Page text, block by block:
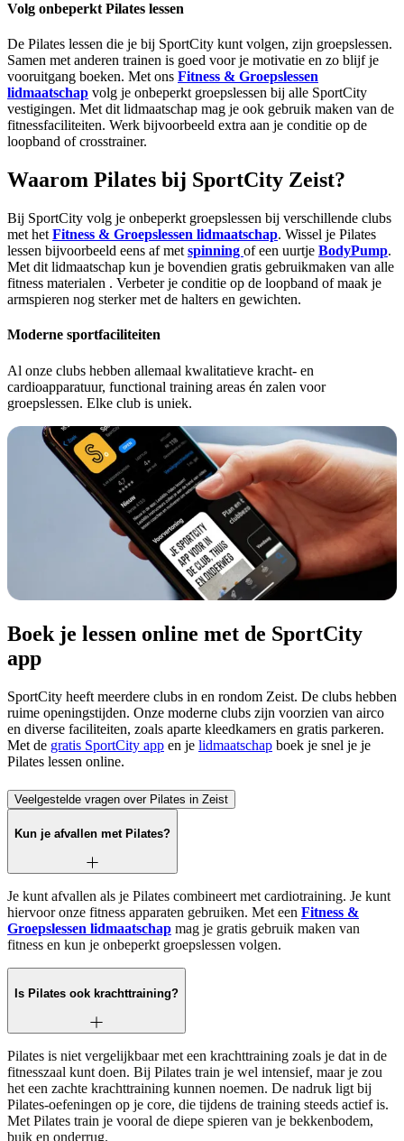
Volg onbeperkt Pilates lessen
De Pilates lessen die je bij SportCity kunt volgen, zijn groepslessen.
Samen met anderen trainen is goed voor je motivatie en zo blijf je
vooruitgang boeken. Met ons Fitness & Groepslessen
lidmaatschap volg je onbeperkt groepslessen bij alle SportCity
vestigingen. Met dit lidmaatschap mag je ook gebruik maken van de
fitnessfaciliteiten. Werk bijvoorbeeld extra aan je conditie op de
loopband of crosstrainer.
Waarom Pilates bij SportCity Zeist?
Bij SportCity volg je onbeperkt groepslessen bij verschillende clubs
met het Fitness & Groepslessen lidmaatschap. Wissel je Pilates
lessen bijvoorbeeld eens af met spinning of een uurtje BodyPump.
Met dit lidmaatschap kun je bovendien gratis gebruikmaken van alle
fitness materialen . Verbeter je conditie op de loopband of maak je
armspieren nog sterker met de halters en gewichten.
Moderne sportfaciliteiten
Al onze clubs hebben allemaal kwalitatieve kracht- en
cardioapparatuur, functional training areas én zalen voor
groepslessen. Elke club is uniek.
Boek je lessen online met de SportCity
app
SportCity heeft meerdere clubs in en rondom Zeist. De clubs hebben
ruime openingstijden. Onze moderne clubs zijn voorzien van airco
en diverse faciliteiten, zoals aparte kleedkamers en gratis parkeren.
Met de gratis SportCity app en je lidmaatschap boek je snel je je
Pilates lessen online.
Veelgestelde vragen over Pilates in Zeist
Kun je afvallen met Pilates?
Je kunt afvallen als je Pilates combineert met cardiotraining. Je kunt
hiervoor onze fitness apparaten gebruiken. Met een Fitness &
Groepslessen lidmaatschap mag je gratis gebruik maken van
fitness en kun je onbeperkt groepslessen volgen.
Is Pilates ook krachttraining?
Pilates is niet vergelijkbaar met een krachttraining zoals je dat in de
fitnesszaal kunt doen. Bij Pilates train je wel intensief, maar je zou
het een zachte krachttraining kunnen noemen. De nadruk ligt bij
Pilates-oefeningen op je core, die tijdens de training steeds actief is.
Met Pilates train je vooral de diepe spieren van je bekkenbodem,
buik en onderrug.